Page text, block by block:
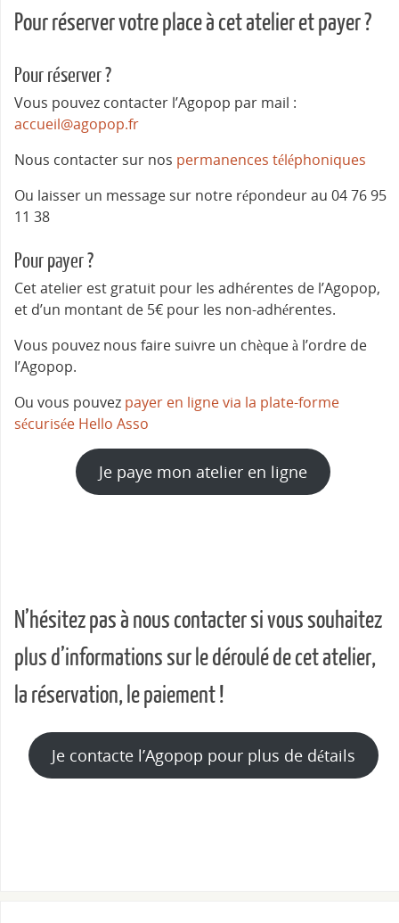
Pour réserver votre place à cet atelier et payer ?
Pour réserver ?
Vous pouvez contacter l’Agopop par mail :
accueil@agopop.fr
Nous contacter sur nos permanences téléphoniques
Ou laisser un message sur notre répondeur au 04 76 95
11 38
Pour payer ?
Cet atelier est gratuit pour les adhérentes de l’Agopop,
et d’un montant de 5€ pour les non-adhérentes.
Vous pouvez nous faire suivre un chèque à l’ordre de
l’Agopop.
Ou vous pouvez payer en ligne via la plate-forme
sécurisée Hello Asso
Je paye mon atelier en ligne
N’hésitez pas à nous contacter si vous souhaitez
plus d’informations sur le déroulé de cet atelier,
la réservation, le paiement !
Je contacte l’Agopop pour plus de détails